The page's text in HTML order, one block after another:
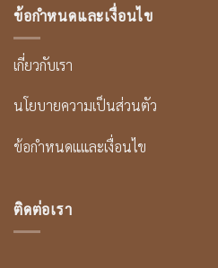
ข้อกำหนดและเงื่อนไข
เกี่ยวกับเรา
นโยบายความเป็นส่วนตัว
ข้อกำหนดแและเงื่อนไข
ติดต่อเรา